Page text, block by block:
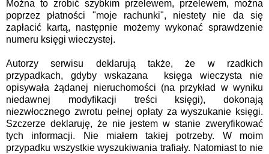
Można to zrobić szybkim przelewem, przelewem, można
poprzez płatności "moje rachunki", niestety nie da się
zapłacić kartą, następnie możemy wykonać sprawdzenie
numeru księgi wieczystej.
Autorzy serwisu deklarują także, że w rzadkich
przypadkach, gdyby wskazana księga wieczysta nie
opisywała żądanej nieruchomości (na przykład w wyniku
niedawnej modyfikacji treści księgi), dokonają
niezwłocznego zwrotu pełnej opłaty za wyszukanie księgi.
Szczerze deklaruję, że nie jestem w stanie zweryfikować
tych informacji. Nie miałem takiej potrzeby. W moim
przypadku wszystkie wyszukiwania trafiały. Natomiast to nie